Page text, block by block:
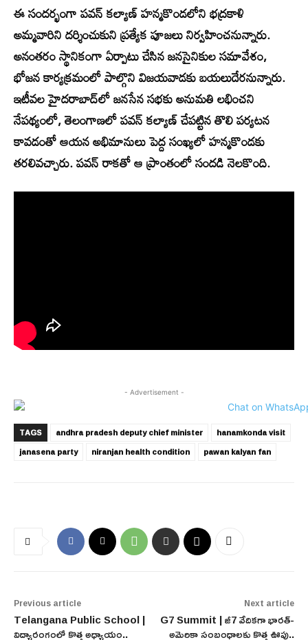
ఈ సందర్భంగా పవన్ కల్యాణ్ హన్మకొండలోని భద్రకాళి
అమ్మవారిని దర్శించుకుని ప్రత్యేక పూజలు నిర్వహించనున్నారు.
అనంతరం స్థానికంగా ఏర్పాటు చేసిన జనసైనికుల సమావేశం,
భోజన కార్యక్రమంలో పాల్గొని విజయవాడకు బయలుదేరనున్నారు.
ఇటీవల హైదరాబాద్‌లో జనసేన సభకు అనుమతి లభించని
నేపథ్యంలో, తెలంగాణలో పవన్ కల్యాణ్ చేపట్టిన తొలి పర్యటన
కావడంతో ఆయన అభిమానులు పెద్ద సంఖ్యలో హన్మకొండకు
తరలివచ్చారు. పవన్ రాకతో ఆ ప్రాంతంలో సందడి నెలకొంది.
- Advertisement -
TAGS andhra pradesh deputy chief minister
hanamkonda visit
janasena party
niranjan health condition pawan kalyan fan
Previous article
Telangana Public School |
విద్యారంగంలో కొత్త అధ్యాయం..
Next article
G7 Summit | జీ7 వేదికగా భారత్-
అమెరికా సంబంధాలకు కొత్త ఊపు..